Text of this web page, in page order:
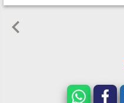
keyboard_arrow_left